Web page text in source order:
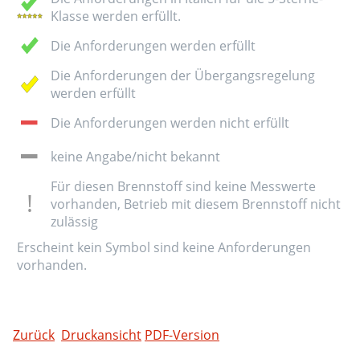
Klasse werden erfüllt.
Die Anforderungen werden erfüllt
Die Anforderungen der Übergangsregelung
werden erfüllt
Die Anforderungen werden nicht erfüllt
keine Angabe/nicht bekannt
Für diesen Brennstoff sind keine Messwerte
vorhanden, Betrieb mit diesem Brennstoff nicht
zulässig
Erscheint kein Symbol sind keine Anforderungen
vorhanden.
Zurück Druckansicht PDF-Version